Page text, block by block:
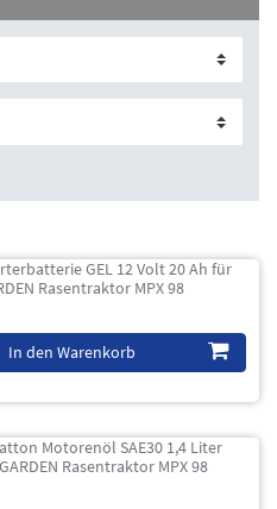
GEL 12 Volt 20 Ah für
Rasentraktor MPX 98
In den Warenkorb
Motorenöl SAE30 1,4 Liter
Rasentraktor MPX 98